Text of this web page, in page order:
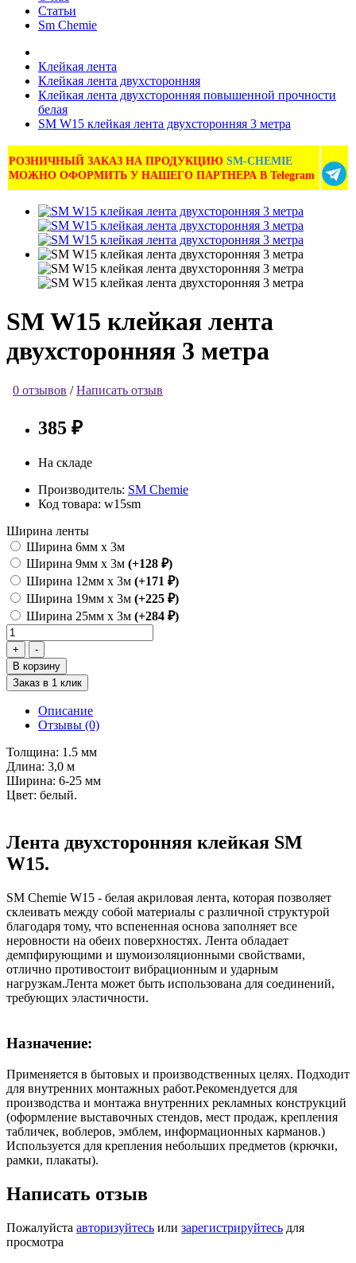
Статьи
Sm Chemie
Клейкая лента
Клейкая лента двухсторонняя
Клейкая лента двухсторонняя повышенной прочности
белая
SM W15 клейкая лента двухсторонняя 3 метра
РОЗНИЧНЫЙ ЗАКАЗ НА ПРОДУКЦИЮ SM-CHEMIE
МОЖНО ОФОРМИТЬ У НАШЕГО ПАРТНЕРА В Telegram
SM W15 клейкая лента
двухсторонняя 3 метра
0 отзывов /Написать отзыв
385 ₽
На складе
Производитель: SM Chemie
Код товара: w15sm
Ширина ленты
Ширина 6мм х 3м
Ширина 9мм х 3м (+128 ₽)
Ширина 12мм х 3м (+171 ₽)
Ширина 19мм х 3м (+225 ₽)
Ширина 25мм х 3м (+284 ₽)
В корзину
Заказ в 1 клик
Описание
Отзывы (0)
Толщина: 1.5 мм
Длина: 3,0 м
Ширина: 6-25 мм
Цвет: белый.
Лента двухсторонняя клейкая SM
W15.
SM Сhemie W15 - белая акриловая лента, которая позволяет
склеивать между собой материалы с различной структурой
благодаря тому, что вспененная основа заполняет все
неровности на обеих поверхностях. Лента обладает
демпфирующими и шумоизоляционными свойствами,
отлично противостоит вибрационным и ударным
нагрузкам.Лента может быть использована для соединений,
требующих эластичности.
Назначение:
Применяется в бытовых и производственных целях. Подходит
для внутренних монтажных работ.Рекомендуется для
производства и монтажа внутренних рекламных конструкций
(оформление выставочных стендов, мест продаж, крепления
табличек, воблеров, эмблем, информационных карманов.)
Используется для крепления небольших предметов (крючки,
рамки, плакаты).
Написать отзыв
Пожалуйста авторизуйтесь или зарегистрируйтесь для
просмотра